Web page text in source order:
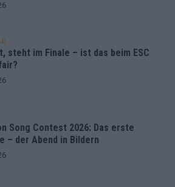
steht im Finale – ist das beim ESC
Song Contest 2026: Das erste
– der Abend in Bildern